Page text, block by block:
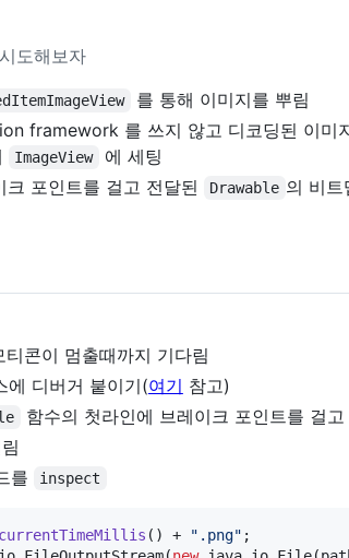
도해보자
를 통해 이미지를 뿌림
framework 를 쓰지 않고 디코딩된 이미
ImageView
에 세팅
크 포인트를 걸고 전달된 Drawable 의 비트
콘이 멈출때까지 기다림
에 디버거 붙이기(여기 참고)
함수의 첫라인에 브레이크 포인트를 걸고
를 inspect
currentTimeMillis () + ".png"